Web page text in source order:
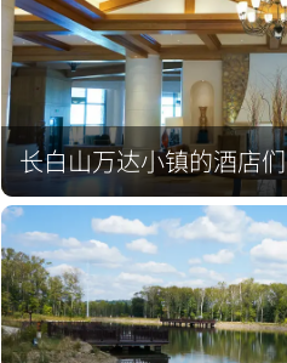
长白山万达小镇的酒店们